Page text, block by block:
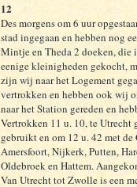
12
Des morgens om 6 uur
stad ingegaan en hebben nog
Mintje en Theda 2 doeken, die
eenige kleinigheden gekocht,
zijn wij naar het Logement
vertrokken en hebben ook wij
naar het Station gereden en
Vertrokken 11 u. 10, te Utrecht
gebruikt en om 12 u. 42 met
Amersfoort, Nijkerk, Putten,
Oldebroek en Hattem.
Van Utrecht tot Zwolle is een